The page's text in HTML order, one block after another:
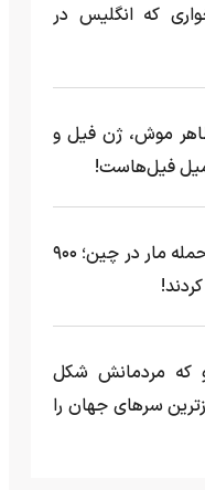
که انگلیس در
موش، ژن فیل و
فیل‌هاست!
(ویدئو) اعلام وضعیت اضطراری حمله مار‌ در چین؛ ۹۰۰
که مردمانش شکل
سرهای جهان را